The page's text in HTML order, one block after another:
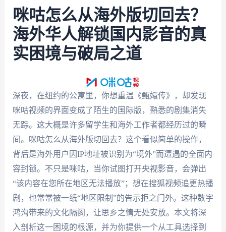
咪咕怎么从海外版切回去？
海外华人解锁国内影音的真
实困境与破局之道
深夜，在纽约的公寓里，你想重温《甄嬛传》，却发现
咪咕视频的界面变成了陌生的国际版，熟悉的剧集消失
无踪。这大概是许多留学生和海外工作者都经历过的瞬
间。咪咕怎么从海外版切回去？这个看似简单的操作，
背后是海外用户因IP地址被识别为“境外”而遭遇的全面内
容封锁。不只是咪咕，当你试图打开央视影音，会弹出
“该内容在您所在地区无法播放”；想在搜狐视频追更热播
剧，也常常被一纸“地区限制”的告示拒之门外。这种数字
鸿沟带来的文化隔阂，让思乡之情无处安放。本文将深
入剖析这一困境的根源，并为你提供一个从工具选择到